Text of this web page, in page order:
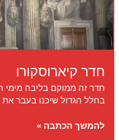
חדר קיארוסקורו
חדר זה ממוקם בליבה מימי
בחלל הגדול שיכנו בעבר את
חדר
להמשך הכתבה »